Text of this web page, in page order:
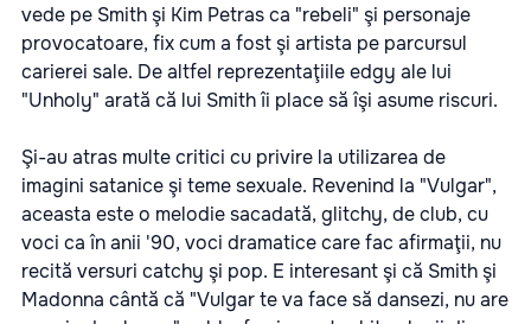
vede pe Smith şi Kim Petras ca "rebeli" şi personaje
provocatoare, fix cum a fost şi artista pe parcursul
carierei sale. De altfel reprezentaţiile edgy ale lui
"Unholy" arată că lui Smith îi place să îşi asume riscuri.
Şi-au atras multe critici cu privire la utilizarea de
imagini satanice şi teme sexuale. Revenind la "Vulgar",
aceasta este o melodie sacadată, glitchy, de club, cu
voci ca în anii '90, voci dramatice care fac afirmaţii, nu
recită versuri catchy şi pop. E interesant şi că Smith şi
Madonna cântă că "Vulgar te va face să dansezi, nu are